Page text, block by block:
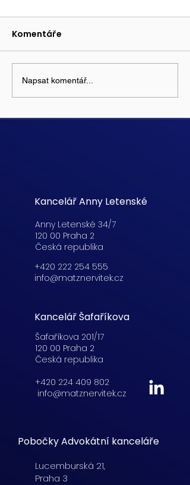
Komentáře
Napsat komentář...
Kancelář Anny Letenské
Anny Letenské 34/7
120 00 Praha 2
Česká republika
+420 222 254 555
info@matznervitek.cz
Kancelář Šafaříkova
Šafaříkova 201/17
120 00 Praha 2
Česká republika
+420 224 409 802
info@matznervitek.cz
Pobočky Advokátní kanceláře
Lucemburská 21,
Praha 3